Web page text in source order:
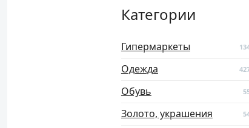
Категории
Гипермаркеты
Одежда
Обувь
Золото, украшения